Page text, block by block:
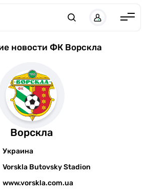
новости ФК Ворскла
Ворскла
Украина
Vorskla Butovsky Stadion
www.vorskla.com.ua